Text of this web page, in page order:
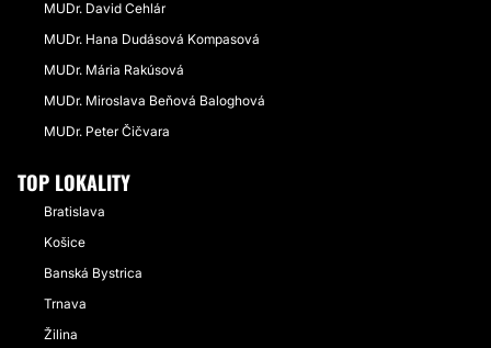
MUDr. David Cehlár
MUDr. Hana Dudásová Kompasová
MUDr. Mária Rakúsová
MUDr. Miroslava Beňová Baloghová
MUDr. Peter Čičvara
TOP LOKALITY
Bratislava
Košice
Banská Bystrica
Trnava
Žilina